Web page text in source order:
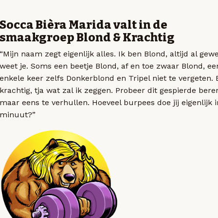
Socca Bièra Marida valt in de
smaakgroep Blond & Krachtig
“Mijn naam zegt eigenlijk alles. Ik ben Blond, altijd al
weet je. Soms een beetje Blond, af en toe zwaar Blond,
enkele keer zelfs Donkerblond en Tripel niet te vergeten.
krachtig, tja wat zal ik zeggen. Probeer dit gespierde
maar eens te verhullen. Hoeveel burpees doe jij eigenlijk
minuut?”